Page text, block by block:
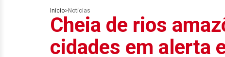
Início> Notícias
Cheia de rios
cidades em alerta